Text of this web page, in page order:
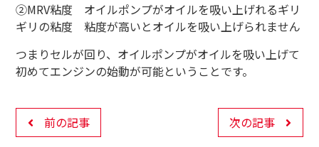
②MRV粘度 オイルポンプがオイルを吸い上げれるギリ
ギリの粘度 粘度が高いとオイルを吸い上げられません
つまりセルが回り、オイルポンプがオイルを吸い上げて
初めてエンジンの始動が可能ということです。
前の記事 次の記事